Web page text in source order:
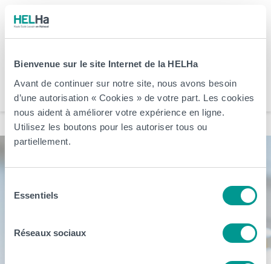
Bienvenue sur le site Internet de la HELHa
Avant de continuer sur notre site, nous avons besoin
d’une autorisation « Cookies » de votre part. Les cookies
nous aident à améliorer votre expérience en ligne.
Utilisez les boutons pour les autoriser tous ou
partiellement.
Essentiels
Réseaux sociaux
accessible via l’onglet inscription. Il est donc possible de débuter
une inscription pour […]
Arts, Business et Communication CeREF Éducation et Social
Santé et Technologies Médicales Sciences, Technologies et Vivant